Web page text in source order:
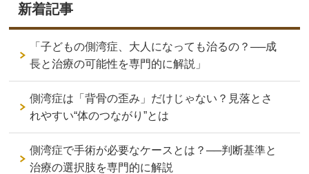
新着記事
「子どもの側湾症、大人になっても治るの？──成
長と治療の可能性を専門的に解説」
側湾症は「背骨の歪み」だけじゃない？見落とさ
れやすい“体のつながり”とは
側湾症で手術が必要なケースとは？──判断基準と
治療の選択肢を専門的に解説